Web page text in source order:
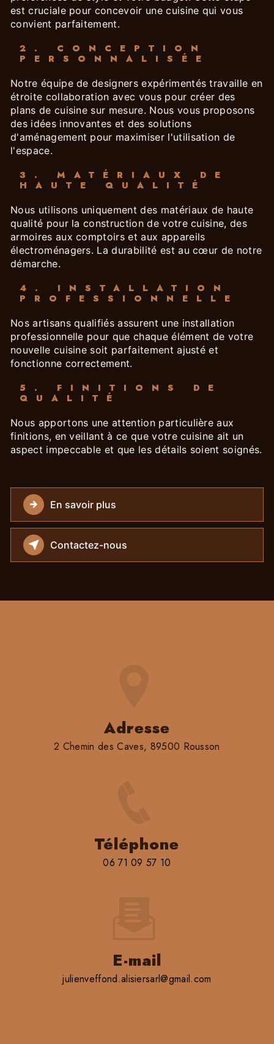
est cruciale pour concevoir une cuisine qui vous
convient parfaitement.
2. CONCEPTION
PERSONNALISÉE
Notre équipe de designers expérimentés travaille en
étroite collaboration avec vous pour créer des
plans de cuisine sur mesure. Nous vous proposons
des idées innovantes et des solutions
d'aménagement pour maximiser l'utilisation de
l'espace.
3. MATÉRIAUX DE
HAUTE QUALITÉ
Nous utilisons uniquement des matériaux de haute
qualité pour la construction de votre cuisine, des
armoires aux comptoirs et aux appareils
électroménagers. La durabilité est au cœur de notre
démarche.
4. INSTALLATION
PROFESSIONNELLE
Nos artisans qualifiés assurent une installation
professionnelle pour que chaque élément de votre
nouvelle cuisine soit parfaitement ajusté et
fonctionne correctement.
5. FINITIONS DE
QUALITÉ
Nous apportons une attention particulière aux
finitions, en veillant à ce que votre cuisine ait un
aspect impeccable et que les détails soient soignés.
En savoir plus
Contactez-nous
Adresse
2 Chemin des Caves, 89500 Rousson
Téléphone
06 71 09 57 10
E-mail
julienveffond.alisiersarl@gmail.com